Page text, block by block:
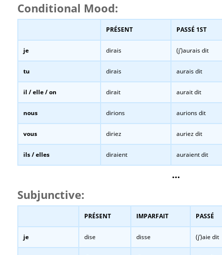
Conditional Mood:
PRÉSENT PASSÉ 1ST
je dirais (j’)aurais dit
tu dirais aurais dit
il / elle / on dirait aurait dit
nous dirions aurions dit
vous diriez auriez dit
ils / elles diraient auraient dit
…
Subjunctive:
PRÉSENT IMPARFAIT PASSÉ
je dise disse (j’)aie dit